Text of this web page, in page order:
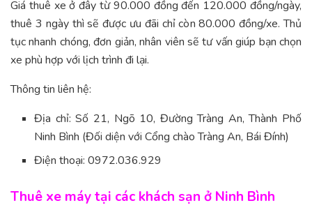
Giá thuê xe ở đây từ 90.000 đồng đến 120.000 đồng/ngày,
thuê 3 ngày thì sẽ được ưu đãi chỉ còn 80.000 đồng/xe. Thủ
tục nhanh chóng, đơn giản, nhân viên sẽ tư vấn giúp bạn chọn
xe phù hợp với lịch trình đi lại.
Thông tin liên hệ:
Địa chỉ: Số 21, Ngõ 10, Đường Tràng An, Thành Phố
Ninh Bình (Đối diện với Cổng chào Tràng An, Bái Đính)
Điện thoại: 0972.036.929
Thuê xe máy tại các khách sạn ở Ninh Bình